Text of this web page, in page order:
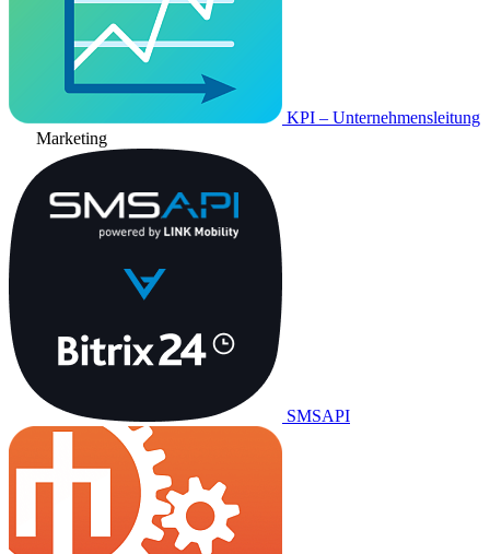
KPI – Unternehmensleitung
Marketing
SMSAPI